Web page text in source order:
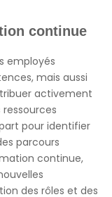
continue
employés
mais aussi
activement
ressources
pour identifier
parcours
continue,
des rôles et des